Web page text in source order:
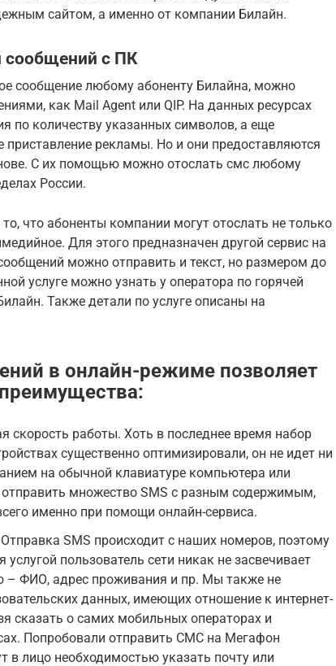
сайтом, а именно от компании Билайн.
сообщений с ПК
сообщение любому абоненту Билайна, можно
как Mail Agent или QIP. На данных ресурсах
по количеству указанных символов, а еще
приставление рекламы. Но и они предоставляются
С их помощью можно отослать смс любому
России.
что абоненты компании могут отослать не только
Для этого предназначен другой сервис на
можно отправить и текст, но размером до
услуге можно узнать у оператора по горячей
Также детали по услуге описаны на
в онлайн-режиме позволяет
скорость работы. Хоть в последнее время набор
существенно оптимизировали, он не идет ни
на обычной клавиатуре компьютера или
множество SMS с разным содержимым,
именно при помощи онлайн-сервиса.
SMS происходит с наших номеров, поэтому
пользователь сети никак не засвечивает
ФИО, адрес проживания и пр. Мы также не
данных, имеющих отношение к интернет-
сказать о самих мобильных операторах и
Попробовали отправить СМС на Мегафон
в лицо необходимостью указать почту или